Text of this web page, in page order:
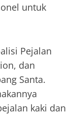
untuk
Pejalan
dan
Santa.
kaki dan